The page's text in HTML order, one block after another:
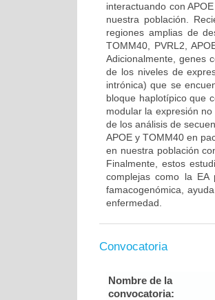
interactuando con
nuestra población.
regiones amplias de
TOMM40, PVRL2,
Adicionalmente, genes
de los niveles de
intrónica) que se
bloque haplotípico que
modular la expresión
de los análisis de
APOE y TOMM40 en
en nuestra población
Finalmente, estos
complejas como la
famacogenómica,
enfermedad.
Convocatoria
Nombre de la
convocatoria: